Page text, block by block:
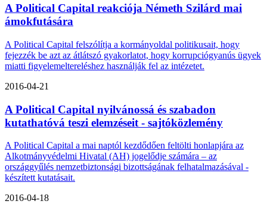
A Political Capital reakciója Németh Szilárd mai
ámokfutására
A Political Capital felszólítja a kormányoldal politikusait, hogy
fejezzék be azt az átlátszó gyakorlatot, hogy korrupciógyanús ügyek
miatti figyelemeltereléshez használják fel az intézetet.
2016-04-21
A Political Capital nyilvánossá és szabadon
kutathatóvá teszi elemzéseit - sajtóközlemény
A Political Capital a mai naptól kezdődően feltölti honlapjára az
Alkotmányvédelmi Hivatal (AH) jogelődje számára – az
országgyűlés nemzetbiztonsági bizottságának felhatalmazásával -
készített kutatásait.
2016-04-18